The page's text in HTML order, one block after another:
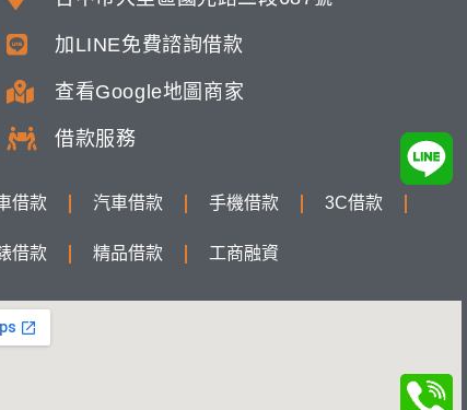
加LINE免費諮詢借款
查看Google地圖商家
借款服務
借款 汽車借款 手機借款 3C借款
借款 精品借款 工商融資